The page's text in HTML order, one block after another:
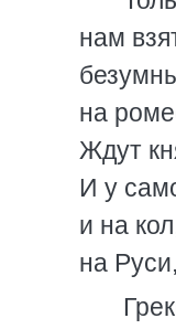
нам
на
Ждут
И у
и на
на